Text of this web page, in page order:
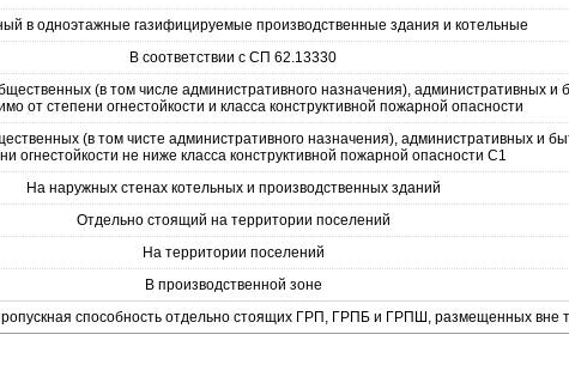
в одноэтажные газифицируемые производственные здания и котельные
В соответствии с СП 62.13330
(в том числе административного назначения), административных и
от степени огнестойкости и класса конструктивной пожарной опасности
(в том чисте административного назначения), административных и
огнестойкости не ниже класса конструктивной пожарной опасности С1
На наружных стенах котельных и производственных зданий
Отдельно стоящий на территории поселений
На территории поселений
В производственной зоне
способность отдельно стоящих ГРП, ГРПБ и ГРПШ, размещенных вне